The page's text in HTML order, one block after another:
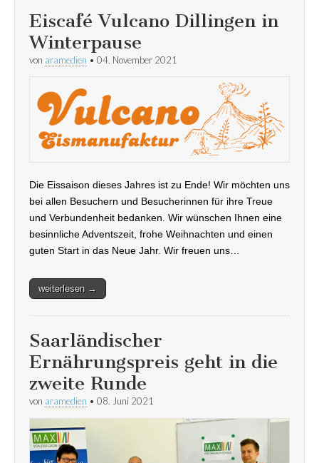
Eiscafé Vulcano Dillingen in
Winterpause
von aramedien • 04. November 2021
Die Eissaison dieses Jahres ist zu Ende! Wir möchten uns
bei allen Besuchern und Besucherinnen für ihre Treue
und Verbundenheit bedanken. Wir wünschen Ihnen eine
besinnliche Adventszeit, frohe Weihnachten und einen
guten Start in das Neue Jahr. Wir freuen uns…
weiterlesen →
Saarländischer
Ernährungspreis geht in die
zweite Runde
von aramedien • 08. Juni 2021